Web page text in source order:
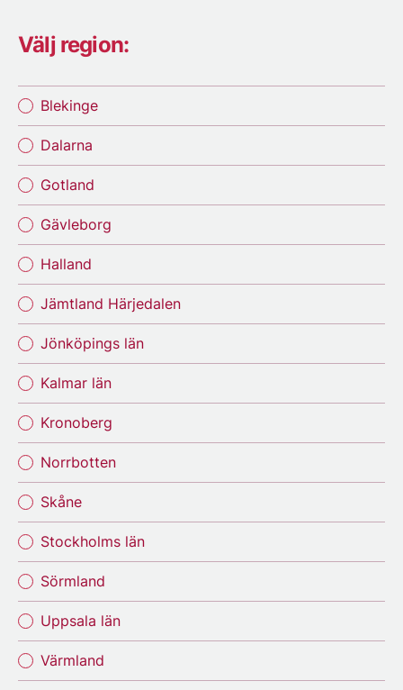
Välj region:
Blekinge
Dalarna
Gotland
Gävleborg
Halland
Jämtland Härjedalen
Jönköpings län
Kalmar län
Kronoberg
Norrbotten
Skåne
Stockholms län
Sörmland
Uppsala län
Värmland